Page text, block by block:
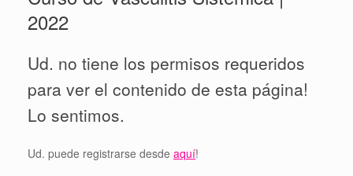
2022
Ud. no tiene los permisos requeridos
para ver el contenido de esta página!
Lo sentimos.
Ud. puede registrarse desde aquí!